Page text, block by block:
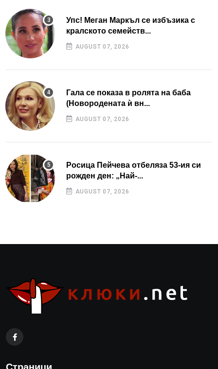
Упс! Меган Маркъл се избъзика с
кралското семейств...
AUGUST 07, 2026
Гала се показа в ролята на баба
(Новородената ѝ вн...
AUGUST 07, 2026
Росица Пейчева отбеляза 53-ия си
рожден ден: „Най-...
AUGUST 07, 2026